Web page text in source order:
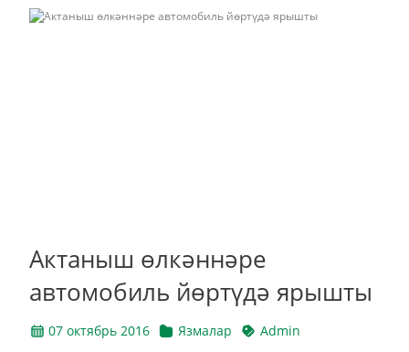
Актаныш өлкәннәре
автомобиль йөртүдә ярышты
07 октябрь 2016 Язмалар Admin